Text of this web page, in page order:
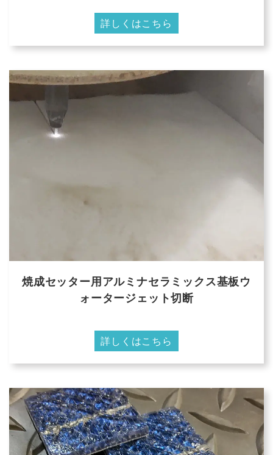
詳しくはこちら
焼成セッター用アルミナセラミックス基板ウ
ォータージェット切断
詳しくはこちら